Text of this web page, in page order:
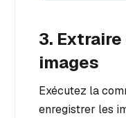
3.
images
Exécutez la
enregistrer les